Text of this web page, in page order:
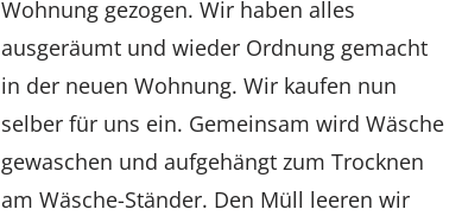
Wohnung gezogen. Wir haben alles
ausgeräumt und wieder Ordnung gemacht
in der neuen Wohnung. Wir kaufen nun
selber für uns ein. Gemeinsam wird Wäsche
gewaschen und aufgehängt zum Trocknen
am Wäsche-Ständer. Den Müll leeren wir